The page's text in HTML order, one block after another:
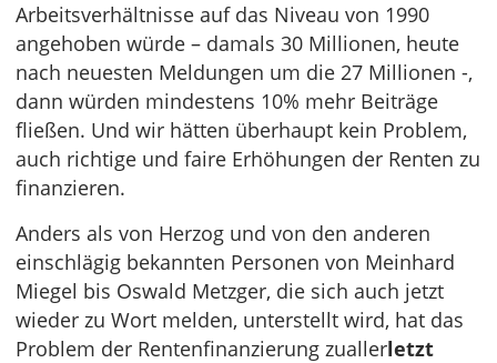
Arbeitsverhältnisse auf das Niveau von 1990
angehoben würde – damals 30 Millionen, heute
nach neuesten Meldungen um die 27 Millionen -,
dann würden mindestens 10% mehr Beiträge
fließen. Und wir hätten überhaupt kein Problem,
auch richtige und faire Erhöhungen der Renten zu
finanzieren.
Anders als von Herzog und von den anderen
einschlägig bekannten Personen von Meinhard
Miegel bis Oswald Metzger, die sich auch jetzt
wieder zu Wort melden, unterstellt wird, hat das
Problem der Rentenfinanzierung zuallerletzt